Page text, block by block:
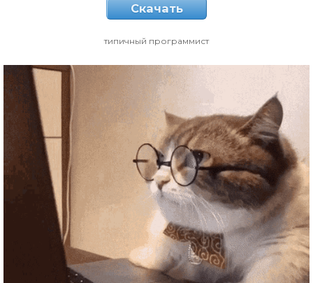
Скачать
типичный программист